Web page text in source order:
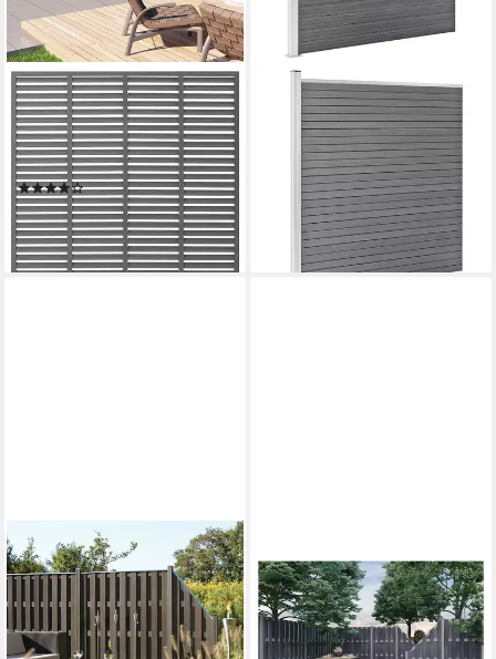
VIDAXL
Gartenzaun Lamellenzaun
WPC 180x180 cm Grau, (1-
St)
(1)
ab 236,99 €
(73,15 €/ 1 qm)
lieferbar - in 4-5 Werktagen bei dir
VIDAXL
Gartenzaun WPC Zaun-Set 2
Quadrate + 1 Schräge
446x186 cm Grau, (1-St)
ab 763,99 €
lieferbar - in 4-5 Werktagen bei dir